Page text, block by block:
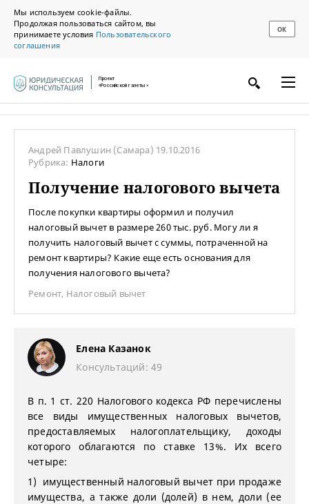
Мы используем cookie-файлы.
Продолжая пользоваться сайтом, вы
принимаете условия Пользовательского
соглашения
ОК
Проект
«Российской газеты»
Андрей Павлушин (Самара) 19.10.2016
Рубрика: Налоги
Получение налогового вычета
После покупки квартиры оформил и получил
налоговый вычет в размере 260 тыс. руб. Могу ли я
получить налоговый вычет с суммы, потраченной на
ремонт квартиры? Какие еще есть основания для
получения налогового вычета?
Ремонт, Налоговый вычет
Елена Казанок
Консультаций: 49
В п. 1 ст. 220 Налогового кодекса РФ перечислены
все виды имущественных налоговых вычетов,
предоставляемых налогоплательщику, доходы
которого облагаются по ставке 13%. Их всего
четыре:
1) имущественный налоговый вычет при продаже
имущества, а также доли (долей) в нем, доли (ее